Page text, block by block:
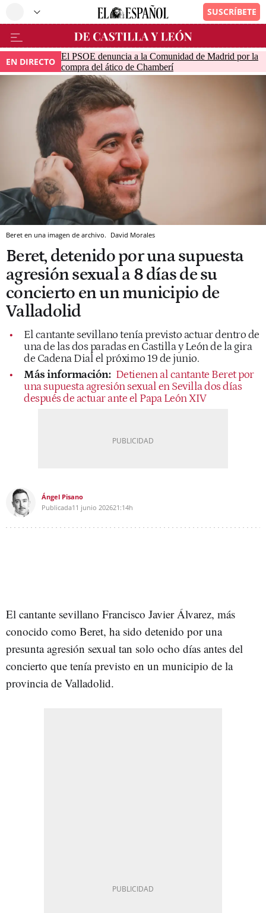
EN DIRECTO El PSOE denuncia a la Comunidad de Madrid por la
compra del ático de Chamberí
Beret en una imagen de archivo. David Morales
Beret, detenido por una supuesta
agresión sexual a 8 días de su
concierto en un municipio de
Valladolid
El cantante sevillano tenía previsto actuar dentro de
una de las dos paradas en Castilla y León de la gira
de Cadena Dial el próximo 19 de junio.
Más información: Detienen al cantante Beret por
una supuesta agresión sexual en Sevilla dos días
después de actuar ante el Papa León XIV
Ángel Pisano
Publicada11 junio 202621:14h
El cantante sevillano Francisco Javier Álvarez, más
conocido como Beret, ha sido detenido por una
presunta agresión sexual tan solo ocho días antes del
concierto que tenía previsto en un municipio de la
provincia de Valladolid.